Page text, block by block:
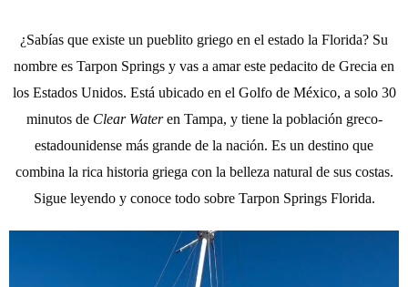
¿Sabías que existe un pueblito griego en el estado la Florida? Su
nombre es Tarpon Springs y vas a amar este pedacito de Grecia en
los Estados Unidos. Está ubicado en el Golfo de México, a solo 30
minutos de Clear Wateren Tampa, y tiene la población greco-
estadounidense más grande de la nación. Es un destino que
combina la rica historia griega con la belleza natural de sus costas.
Sigue leyendo y conoce todo sobre Tarpon Springs Florida.